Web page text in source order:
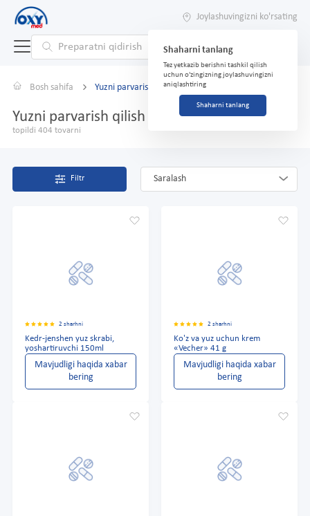
Joylashuvingizni ko'rsating
Shaharni tanlang
Tez yetkazib berishni tashkil qilish
uchun o'zingizning joylashuvingizni
aniqlashtiring
Shaharni tanlang
Bosh sahifa Yuzni parvarish qilish
Yuzni parvarish qilish
topildi 404 tovarni
Filtr Saralash
2 sharhni
Kedr-jenshen yuz skrabi,
yoshartiruvchi 150ml
Mavjudligi haqida xabar
bering
2 sharhni
Ko'z va yuz uchun krem
«Vecher» 41 g
Mavjudligi haqida xabar
bering